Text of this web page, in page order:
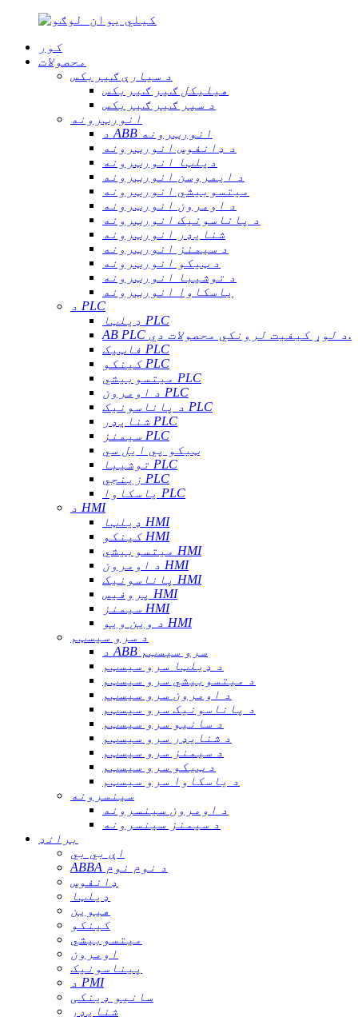
کور
محصولات
د سیارې ګیربکس
هیلیکل ګیر ګیربکس
د سپر ګیر ګیربکس
انورټرونه
د ABB انورټرونه
د ډانفوس انورټرونه
دیلټا انورټرونه
د ایمروسن انورټرونه
میتسوبیشي انورټرونه
د اومرون انورټرونه
د پاناسونیک انورټرونه
شنایډر انورټرونه
د سیمنز انورټرونه
د ټیکو انورټرونه
د توشیبا انورټرونه
یاسکاوا انورټرونه
د PLC
ډیلټا PLC
AB PLC د لوړ کیفیت لرونکي محصولات دي.
فاټیک PLC
کینکو PLC
میتسوبیشي PLC
د اومرون PLC
د پاناسونیک PLC
شنایډر PLC
سیمنز PLC
ټیکو پي ایل سي
توشیبا PLC
زینجي PLC
یاسکاوا PLC
د HMI
ډیلټا HMI
کینکو HMI
میتسوبیشي HMI
د اومرون HMI
پاناسونیک HMI
پروفیس HMI
سیمنز HMI
د وین ویو HMI
د سرو سیسټم
د ABB سرو سیسټم
د ډیلټا سرو سیسټم
د میتسوبیشي سرو سیسټم
د اومرون سرو سیسټم
د پاناسونیک سرو سیسټم
د سانیو سرو سیسټم
د شنایډر سرو سیسټم
د سیمنز سرو سیسټم
د ټیکو سرو سیسټم
د یاسکاوا سرو سیسټم
سینسرونه
د اومرون سینسرونه
د سیمنز سینسرونه
برانډ
اې بي بي
ABBA د نوم نوم
ډانفوس
ډیلټا
هیوین
کینکو
میتسوبیشي
اومرون
پیناسونیک
د PMI
سانیو ډینکی
شنایډر